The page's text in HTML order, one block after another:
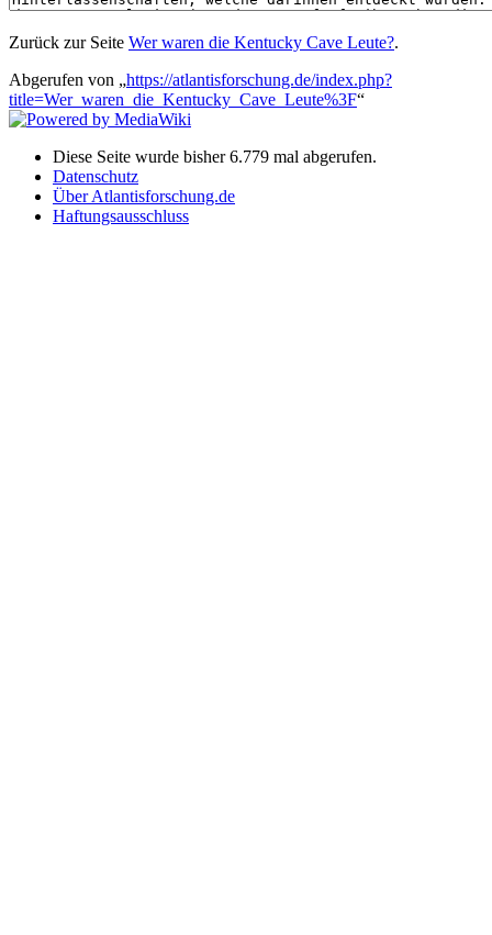
Zurück zur Seite Wer waren die Kentucky Cave Leute?.
Abgerufen von „https://atlantisforschung.de/index.php?
title=Wer_waren_die_Kentucky_Cave_Leute%3F“
Diese Seite wurde bisher 6.779 mal abgerufen.
Datenschutz
Über Atlantisforschung.de
Haftungsausschluss